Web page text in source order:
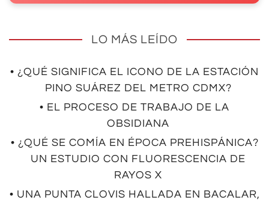
LO MÁS LEÍDO
• ¿QUÉ SIGNIFICA EL ICONO DE LA ESTACIÓN
PINO SUÁREZ DEL METRO CDMX?
• EL PROCESO DE TRABAJO DE LA
OBSIDIANA
• ¿QUÉ SE COMÍA EN ÉPOCA PREHISPÁNICA?
UN ESTUDIO CON FLUORESCENCIA DE
RAYOS X
• UNA PUNTA CLOVIS HALLADA EN BACALAR,